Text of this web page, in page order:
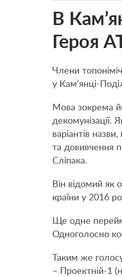
В
Героя
Члени
у Кам’янці-
Мова зокрема
декомунізації.
варіантів
та довивчення
Сліпака.
Він відомий як
країни у 2016
Ще одне
Одноголосно
Таким же
– Проектній-1